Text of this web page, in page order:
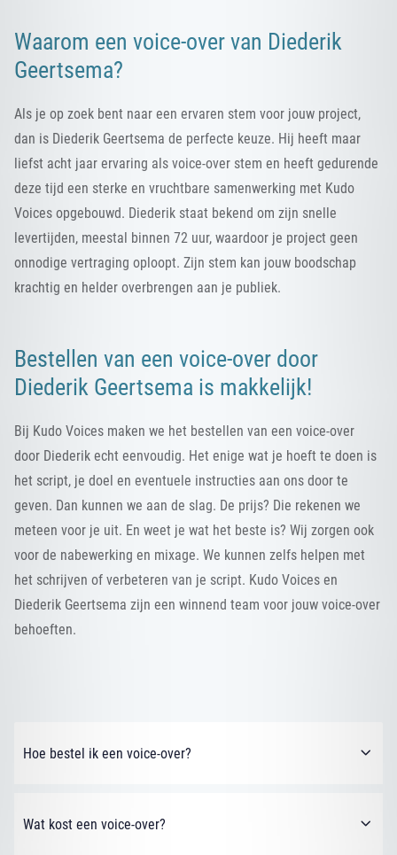
Waarom een voice-over van Diederik
Geertsema?
Als je op zoek bent naar een ervaren stem voor jouw project,
dan is Diederik Geertsema de perfecte keuze. Hij heeft maar
liefst acht jaar ervaring als voice-over stem en heeft gedurende
deze tijd een sterke en vruchtbare samenwerking met Kudo
Voices opgebouwd. Diederik staat bekend om zijn snelle
levertijden, meestal binnen 72 uur, waardoor je project geen
onnodige vertraging oploopt. Zijn stem kan jouw boodschap
krachtig en helder overbrengen aan je publiek.
Bestellen van een voice-over door
Diederik Geertsema is makkelijk!
Bij Kudo Voices maken we het bestellen van een voice-over
door Diederik echt eenvoudig. Het enige wat je hoeft te doen is
het script, je doel en eventuele instructies aan ons door te
geven. Dan kunnen we aan de slag. De prijs? Die rekenen we
meteen voor je uit. En weet je wat het beste is? Wij zorgen ook
voor de nabewerking en mixage. We kunnen zelfs helpen met
het schrijven of verbeteren van je script. Kudo Voices en
Diederik Geertsema zijn een winnend team voor jouw voice-over
behoeften.
Hoe bestel ik een voice-over?
Wat kost een voice-over?